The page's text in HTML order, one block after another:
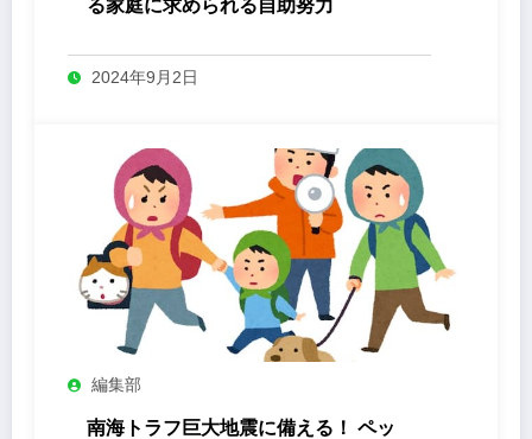
る家庭に求められる自助努力
2024年9月2日
編集部
南海トラフ巨大地震に備える！ ペッ